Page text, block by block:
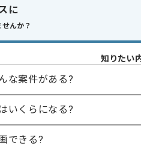
るスキル
を用いた開発経験
スキル
ルに不安がある方へ
に似た経験やスキルをお持ちであれば申
に
んか？
知りたい
な案件がある?
いくらになる?
できる?